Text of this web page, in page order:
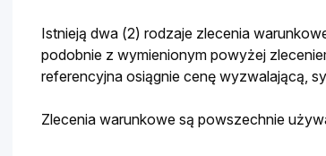
Istnieją dwa (2) rodzaje zlecenia
podobnie z wymienionym powyżej
referencyjna osiągnie cenę wyzwalającą,
Zlecenia warunkowe są powszechnie